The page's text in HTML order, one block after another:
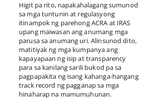
Higit pa rito, napakahalagang sumunod
sa mga tuntunin at regulasyong
itinampok ng parehong ACRA at IRAS
upang maiwasan ang anumang mga
parusa sa anumang uri. Alinsunod dito,
matitiyak ng mga kumpanya ang
kapayapaan ng isip at transparency
para sa kanilang sarili bukod pa sa
pagpapakita ng isang kahanga-hangang
track record ng pagganap sa mga
hinaharap na mamumuhunan.